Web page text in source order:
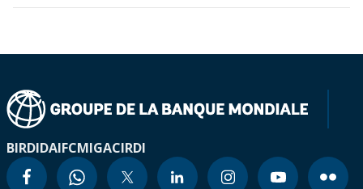
BIRDIDAIFCMIGACIRDI